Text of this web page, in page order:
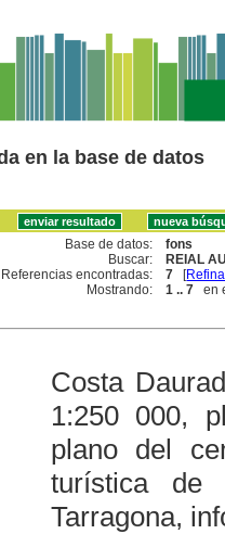
en la base de datos
Base de datos:
fons
Buscar:
REIAL
Referencias encontradas:
7 [
Mostrando:
1 .. 7 en
Costa
1:250 000,
plano del
turística de
Tarragona,